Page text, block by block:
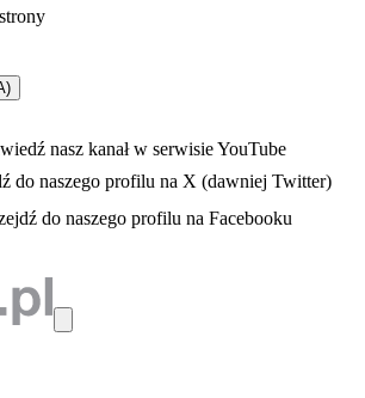
- otwiera się w nowej karcie
nasz kanał w serwisie YouTube
nowej karcie
do naszego profilu na X (dawniej Twitter)
- otwiera się w nowej karcie
do naszego profilu na Facebooku